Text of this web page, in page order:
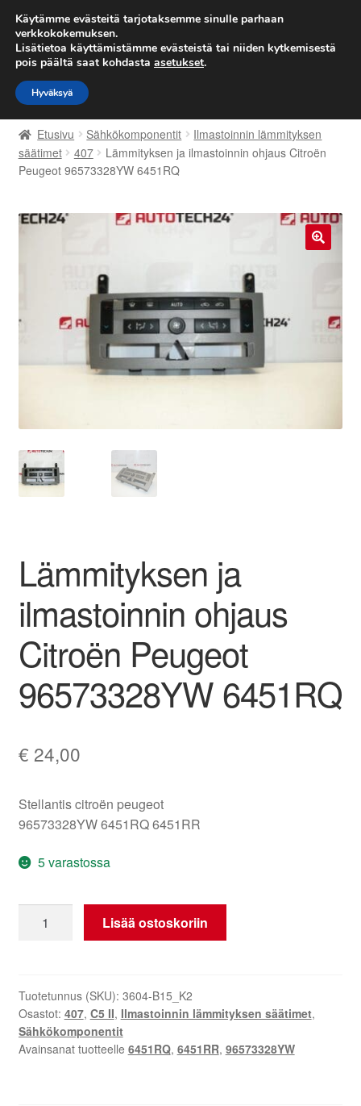
TOIMITUS alkaen 7 EUR
Siirry
navigointiin
Siirry
sisältöön
Etusivu
Kärry
Maailmanlaajuinen toimitus
Maksut
Reklamaatiomenettely
Tarkista
Tilini
Valitukset
Etusivu Sähkökomponentit
Ilmastoinnin lämmityksen
säätimet
407
Lämmityksen ja ilmastoinnin ohjaus Citroën
Peugeot 96573328YW 6451RQ
Lämmityksen ja
ilmastoinnin ohjaus
Citroën Peugeot
96573328YW 6451RQ
€ 24,00
Stellantis citroën peugeot
96573328YW 6451RQ 6451RR
5 varastossa
Citroën
Peugeot
96573328YW
6451RQ
Lisää ostoskoriin
Tuotetunnus (SKU): 3604-B15_K2
Osastot: 407, C5 II, Ilmastoinnin lämmityksen säätimet,
Sähkökomponentit
Avainsanat tuotteelle 6451RQ, 6451RR, 96573328YW
Käytämme evästeitä tarjotaksemme sinulle parhaan
verkkokokemuksen.
Lisätietoa käyttämistämme evästeistä tai niiden kytkemisestä
pois päältä saat kohdasta asetukset.
Hyväksyä